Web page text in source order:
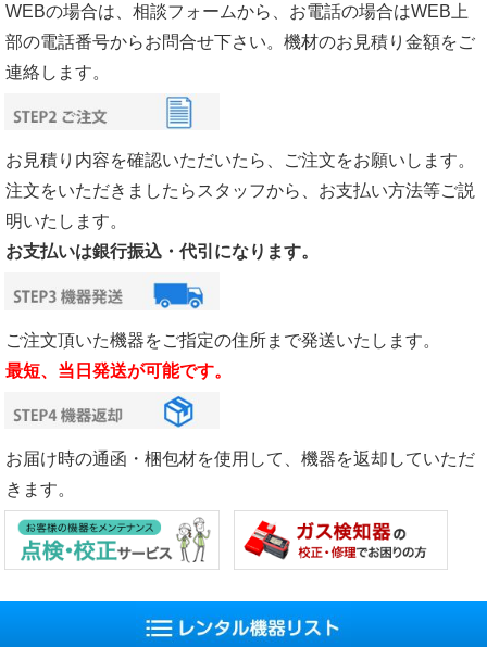
WEBの場合は、相談フォームから、お電話の場合はWEB上
部の電話番号からお問合せ下さい。機材のお見積り金額をご
連絡します。
お見積り内容を確認いただいたら、ご注文をお願いします。
注文をいただきましたらスタッフから、お支払い方法等ご説
明いたします。
お支払いは銀行振込・代引になります。
ご注文頂いた機器をご指定の住所まで発送いたします。
最短、当日発送が可能です。
お届け時の通函・梱包材を使用して、機器を返却していただ
きます。